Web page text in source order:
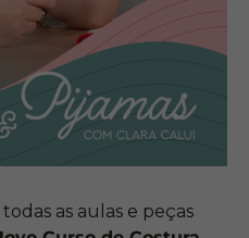
as aulas e peças